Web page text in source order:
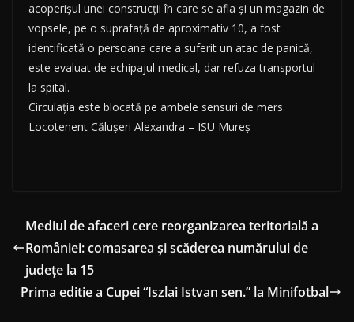
acoperișul unei construcții în care se afla și un magazin de
vopsele, pe o suprafață de aproximativ 10, a fost
identificată o persoana care a suferit un atac de panică,
este evaluat de echipajul medical, dar refuza transportul
la spital.
Circulația este blocată pe ambele sensuri de mers.
Locotenent Călușeri Alexandra – ISU Mureș
Mediul de afaceri cere reorganizarea teritorială a
României: comasarea și scăderea numărului de
județe la 15
Prima editie a Cupei “Iszlai Istvan sen.” la Minifotbal